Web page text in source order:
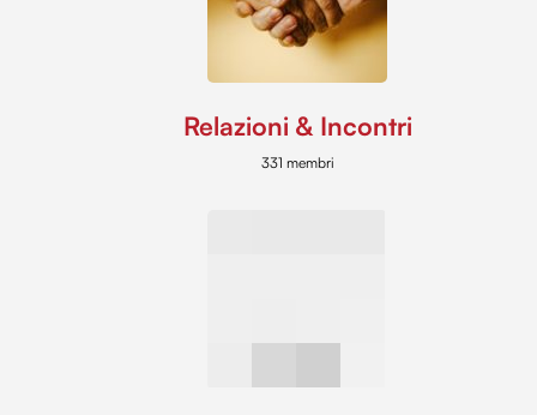
Relazioni & Incontri
331 membri